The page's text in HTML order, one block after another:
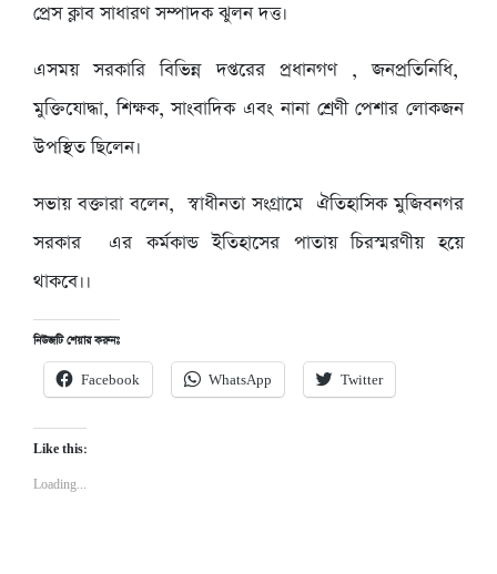
প্রেস ক্লাব সাধারণ সম্পাদক ঝুলন দত্ত।
এসময় সরকারি বিভিন্ন দপ্তরের প্রধানগণ , জনপ্রতিনিধি,
মুক্তিযোদ্ধা, শিক্ষক, সাংবাদিক এবং নানা শ্রেণী পেশার লোকজন
উপস্থিত ছিলেন।
সভায় বক্তারা বলেন, স্বাধীনতা সংগ্রামে ঐতিহাসিক মুজিবনগর
সরকার এর কর্মকান্ড ইতিহাসের পাতায় চিরস্মরণীয় হয়ে
থাকবে।।
নিউজটি শেয়ার করুনঃ
Facebook WhatsApp Twitter
Like this:
Loading...